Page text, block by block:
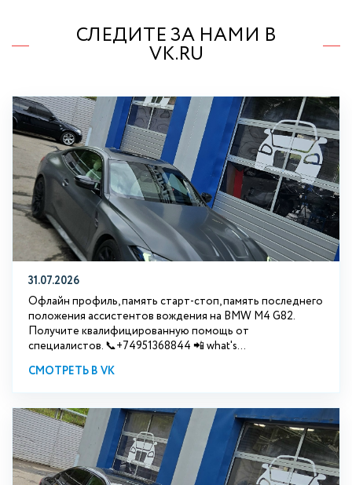
СЛЕДИТЕ ЗА НАМИ В
VK.RU
31.07.2026
Офлайн профиль, память старт-стоп, память последнего
положения ассистентов вождения на BMW М4 G82.
Получите квалифицированную помощь от
специалистов. 📞+74951368844 📲 what's...
СМОТРЕТЬ В VK